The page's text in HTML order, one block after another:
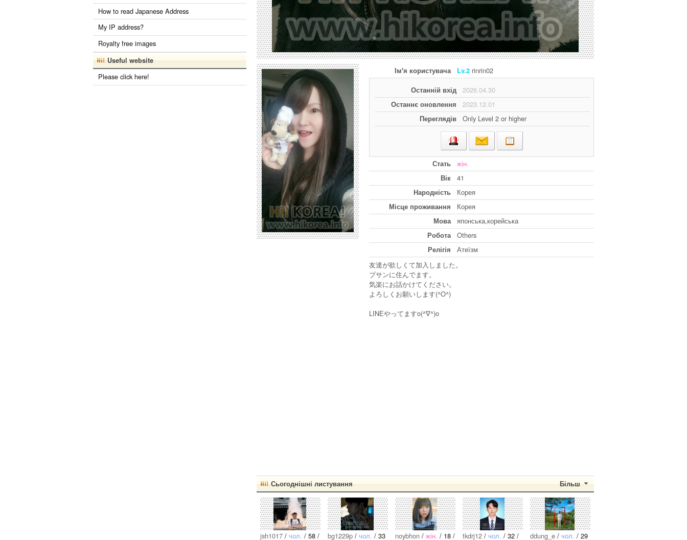
Ім'я користувача Lv.2 rinrin02
Останній вхід 2026.04.30
Останнє оновлення 2023.12.01
Переглядів Only Level 2 or higher
Стать жін.
Вік 41
Народність Корея
Місце проживання Корея
Мова японська,корейська
Робота Others
Релігія
Атеїзм
友達が欲しくて加入しました。
プサンに住んでます。
気楽にお話かけてください。
よろしくお願いします(^O^)
LINEやってますo(^∇^)o
Більш
Сьогоднішні листування
jsh1017 / чол. / 58 / bg1229p / чол. / 33 noybhon / жін. / 18 / tkdrj12 / чол. / 32 / ddung_e / чол. / 29
How to read Japanese Address
My IP address?
Royalty free images
Useful website
Please click here!